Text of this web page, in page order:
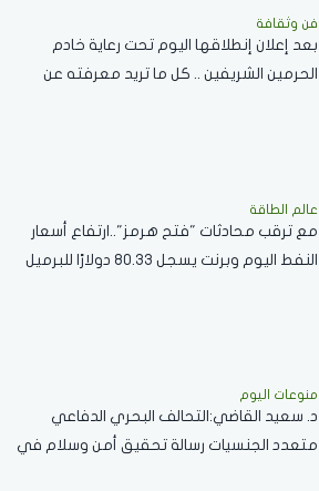
فن وثقافة
بعد إعلان إنطلاقها اليوم تحت رعاية خادم
الحرمين الشريفين .. كل ما تريد معرفته عن
عالم الطاقة
مع ترقب محادثات "فتح هرمز"..ارتفاع أسعار
النفط اليوم وبرنت يسجل 80.33 دولارًا للبرميل
منوعات اليوم
د. سعيد القاضي:التحالف البحري الدفاعي
متعدد الجنسيات رسالة تحقيق أمن وسلام في